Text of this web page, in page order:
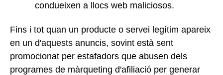
condueixen a llocs web maliciosos.
Fins i tot quan un producte o servei legítim apareix
en un d'aquests anuncis, sovint està sent
promocionat per estafadors que abusen dels
programes de màrqueting d'afiliació per generar